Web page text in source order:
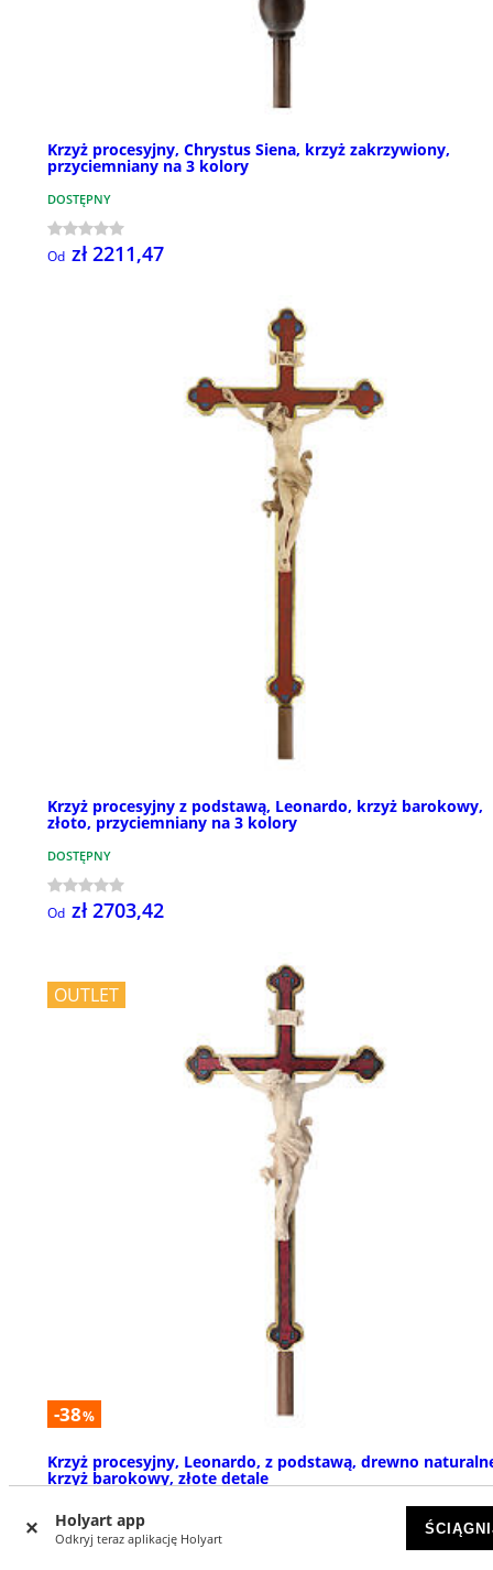
Holyart app
Odkryj teraz aplikację Holyart
Krzyż procesyjny, Chrystus Siena, krzyż zakrzywiony,
przyciemniany na 3 kolory
DOSTĘPNY
Od zł 2211,47
Krzyż procesyjny z podstawą, Leonardo, krzyż barokowy,
złoto, przyciemniany na 3 kolory
DOSTĘPNY
Od zł 2703,42
OUTLET
-38%
Krzyż procesyjny, Leonardo, z podstawą, drewno
krzyż barokowy, złote detale
DOSTĘPNY